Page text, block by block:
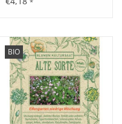
von Mai - Juni.
BIO